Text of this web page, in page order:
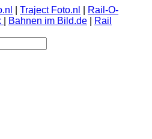
Traject Foto.nl
Rail-O-
Bahnen im Bild.de
Rail